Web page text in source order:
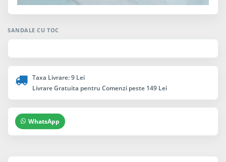
SANDALE CU TOC
Taxa Livrare: 9 Lei
Livrare Gratuita pentru Comenzi peste 149 Lei
WhatsApp